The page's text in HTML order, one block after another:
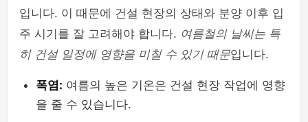
입니다. 이 때문에 건설 현장의 상태와 분양 이후 입
주 시기를 잘 고려해야 합니다. 여름철의 날씨는 특
히 건설 일정에 영향을 미칠 수 있기 때문입니다.
폭염: 여름의 높은 기온은 건설 현장 작업에 영향
을 줄 수 있습니다.